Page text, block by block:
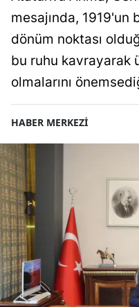
mesajında, 1919'un
dönüm noktası
bu ruhu kavrayarak
olmalarını
HABER MERKEZİ